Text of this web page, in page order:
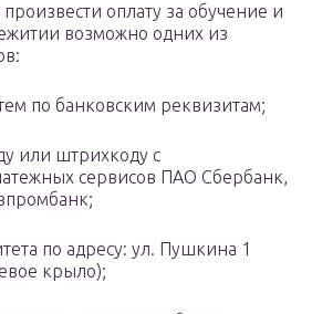
оплату за обучение и
возможно одних из
по банковским реквизитам;
или штрихкоду с
сервисов ПАО Сбербанк,
по адресу: ул. Пушкина 1
крыло);